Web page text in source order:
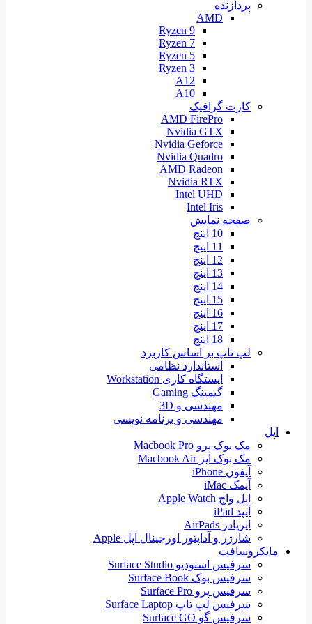
پردازنده
AMD
Ryzen 9
Ryzen 7
Ryzen 5
Ryzen 3
A12
A10
کارت گرافیک
AMD FirePro
Nvidia GTX
Nvidia Geforce
Nvidia Quadro
AMD Radeon
Nvidia RTX
Intel UHD
Intel Iris
صفحه نمایش
10 اینچ
11 اینچ
12 اینچ
13 اینچ
14 اینچ
15 اینچ
16 اینچ
17 اینچ
18 اینچ
لپ تاپ بر اساس کاربرد
استاندارد نظامی
ایستگاه کاری Workstation
گیمینگ Gaming
مهندسی و 3D
مهندسی و برنامه نویسی
اپل
مک بوک پرو Macbook Pro
مک بوک ایر Macbook Air
آیفون iPhone
آیمک iMac
اپل واچ Apple Watch
آیپد iPad
ایرپادز AirPads
شارژر و آداپتور اورجینال اپل Apple
مایکروسافت
سرفیس استودیو Surface Studio
سرفیس بوک Surface Book
سرفیس پرو Surface Pro
سرفیس لپ تاپ Surface Laptop
سرفیس گو Surface GO